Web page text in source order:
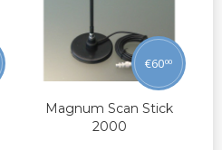
Magnum Scan Stick
2000
€6000